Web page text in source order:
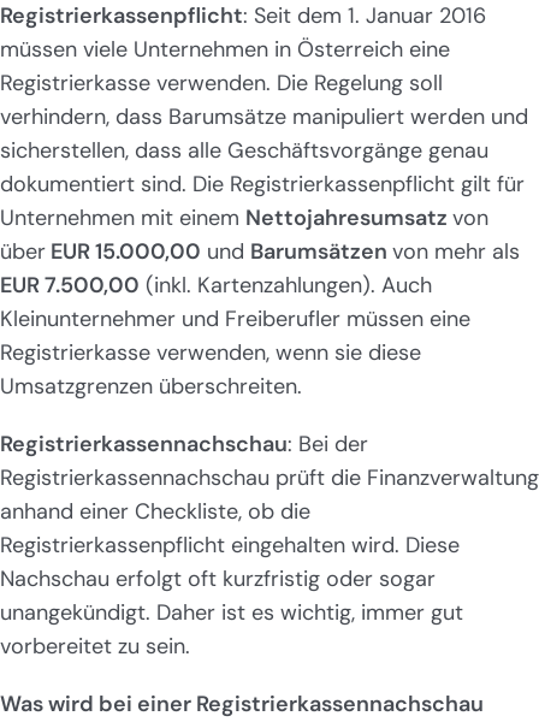
Registrierkassenpflicht: Seit dem 1. Januar 2016
müssen viele Unternehmen in Österreich eine
Registrierkasse verwenden. Die Regelung soll
verhindern, dass Barumsätze manipuliert werden und
sicherstellen, dass alle Geschäftsvorgänge genau
dokumentiert sind. Die Registrierkassenpflicht gilt für
Unternehmen mit einem Nettojahresumsatz von
über EUR 15.000,00 und Barumsätzen von mehr als
EUR 7.500,00 (inkl. Kartenzahlungen). Auch
Kleinunternehmer und Freiberufler müssen eine
Registrierkasse verwenden, wenn sie diese
Umsatzgrenzen überschreiten.
Registrierkassennachschau: Bei der
Registrierkassennachschau prüft die Finanzverwaltung
anhand einer Checkliste, ob die
Registrierkassenpflicht eingehalten wird. Diese
Nachschau erfolgt oft kurzfristig oder sogar
unangekündigt. Daher ist es wichtig, immer gut
vorbereitet zu sein.
Was wird bei einer Registrierkassennachschau